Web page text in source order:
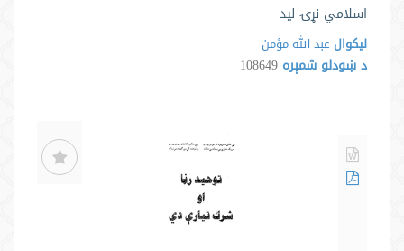
اسلامي نړۍ ليد
لیکوال عبد الله مؤمن
د ښودلو شمېره 108649